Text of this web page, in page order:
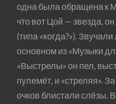
одна была обращена к
что вот Цой — звезда,
(типа «когда?»).
основном из «Музыки
«Выстрелы» он пел,
пулемёт, и «стреляя».
очков блистали слёзы.